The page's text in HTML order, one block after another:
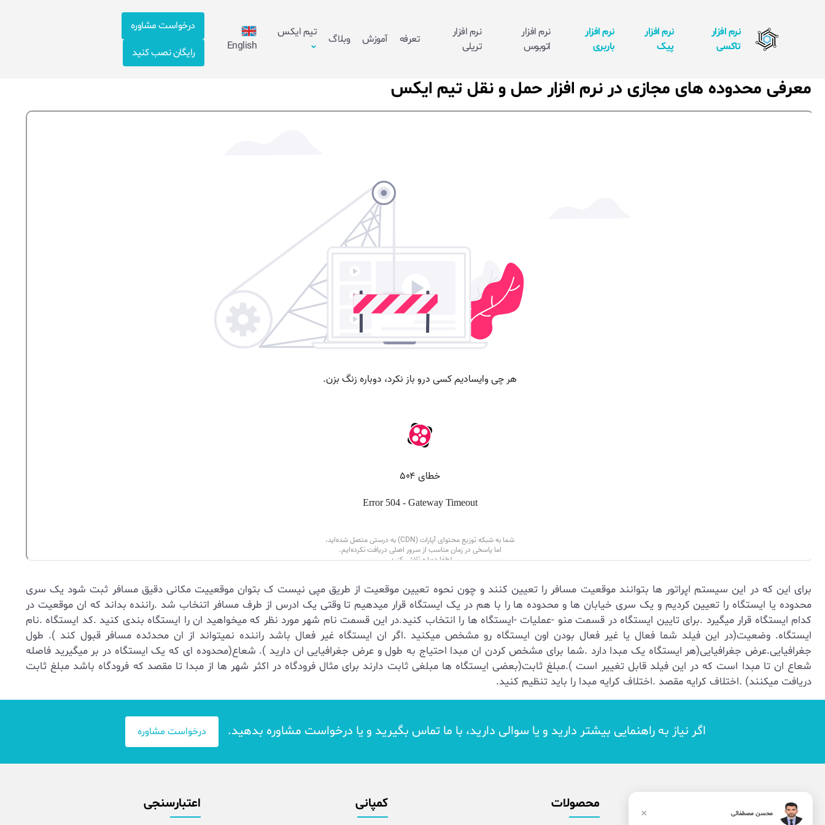
نرم افزار
تاکسی
نرم افزار
پیک
نرم افزار
باربری
نرم افزار
اتوبوس
نرم افزار
تریلی
تعرفه آموزش وبلاگ
تیم ایکس
English
درخواست مشاوره
رایگان نصب کنید
معرفی محدوده های مجازی در نرم افزار حمل و نقل تیم ایکس
برای این که در این سیستم اپراتور ها بتوانند موقعیت مسافر را تعیین کنند و چون نحوه تعیین موقعیت از طریق مپی نیست ک بتوان موقعییت مکانی دقیق مسافر ثبت شود یک سری
محدوده یا ایستگاه را تعیین کردیم و یک سری خیابان ها و محدوده ها را با هم در یک ایستگاه قرار میدهیم تا وقتی یک ادرس از طرف مسافر اتنخاب شد .راننده بداند که ان موقعیت در
کدام ایستگاه قرار میگیرد .برای تایین ایستگاه در قسمت منو -عملیات -ایستگاه ها را انتخاب کنید.در این قسمت نام شهر مورد نظر که میخواهید ان را ایستگاه بندی کنید .کد ایستگاه .نام
ایستگاه. وضعیت(در این فیلد شما فعال یا غیر فعال بودن اون ایستگاه رو مشخص میکنید .اگر ان ایستگاه غیر فعال باشد راننده نمیتواند از ان محدئده مسافر قبول کند ). طول
جغرافیایی.عرض جغرافیایی(هر ایستگاه یک مبدا دارد .شما برای مشخص کردن ان مبدا احتیاج به طول و عرض جغرافیایی ان دارید ). شعاع(محدوده ای که یک ایستگاه در بر میگیرید فاصله
شعاع ان تا مبدا است که در این فیلد قابل تغییر است ).مبلغ ثابت(بعضی ایستگاه ها مبلغی ثابت دارند برای مثال فرودگاه در اکثر شهر ها از مبدا تا مقصد که فرودگاه باشد مبلغ ثابت
دریافت میکنند) .اختلاف کرایه مقصد .اختلاف کرایه مبدا را باید تنظیم کنید.
اگر نیاز به راهنمایی بیشتر دارید و یا سوالی دارید، با ما تماس بگیرید و یا درخواست مشاوره بدهید. درخواست مشاوره
محصولات کمپانی اعتبارسنجی
محسن مصطفائی ×